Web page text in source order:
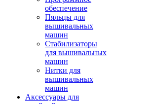
обеспечение
Пяльцы для
вышивальных
машин
Стабилизаторы
для вышивальных
машин
Нитки для
вышивальных
машин
Аксессуары для